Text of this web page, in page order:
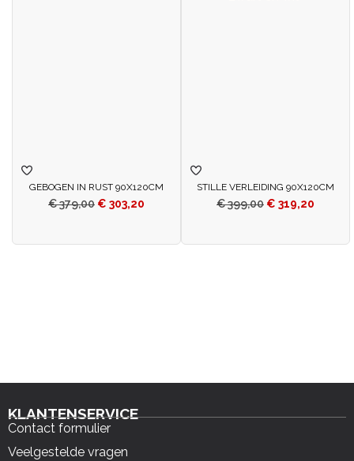
GEBOGEN IN RUST 90X120CM
€379,00 € 303,20
STILLE VERLEIDING 90X120CM
€399,00 € 319,20
KLANTENSERVICE
Contact formulier
Veelgestelde vragen